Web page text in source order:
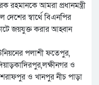
রহমানকে আমরা প্রধানমন্ত্রী
স্বার্থে বিএনপির
জয়যুক্ত করার আহ্বান
পলাশী ফতেপুর,
ও
ও খানপুর নীচ পাড়া